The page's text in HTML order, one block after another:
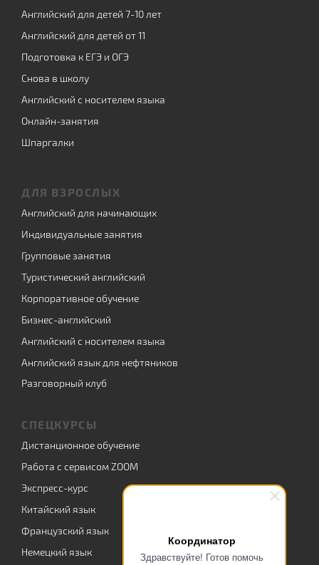
Координатор
Здравствуйте! Готов помочь
Английский для детей 7-10 лет
Английский для детей от 11
Подготовка к ЕГЭ и ОГЭ
Снова в школу
Английский с носителем языка
Онлайн-занятия
Шпаргалки
ДЛЯ ВЗРОСЛЫХ
Английский для начинающих
Индивидуальные занятия
Групповые занятия
Туристический английский
Корпоративное обучение
Бизнес-английский
Английский с носителем языка
Английский язык для нефтяников
Разговорный клуб
СПЕЦКУРСЫ
Дистанционное обучение
Работа с сервисом ZOOM
Экспресс-курс
Китайский язык
Французский язык
Немецкий язык